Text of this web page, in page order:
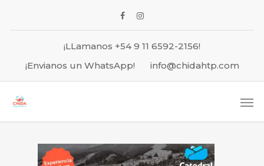
¡LLamanos +54 9 11 6592-2156!
¡Envianos un WhatsApp!
info@chidahtp.com